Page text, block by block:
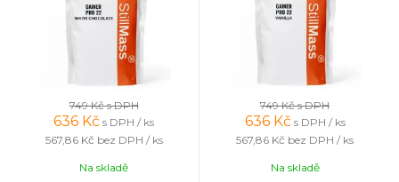
749 Kčs DPH
636 Kč s DPH / ks
567,86 Kč bez DPH / ks
Na skladě
749 Kčs DPH
636 Kč s DPH / ks
567,86 Kč bez DPH / ks
Na skladě